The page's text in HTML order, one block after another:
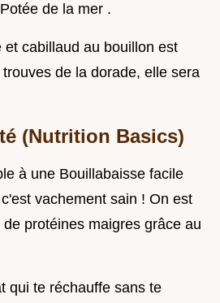
de la mer .
et cabillaud au bouillon est
de la dorade, elle sera
(Nutrition Basics)
à une Bouillabaisse facile
vachement sain ! On est
de protéines maigres grâce au
qui te réchauffe sans te